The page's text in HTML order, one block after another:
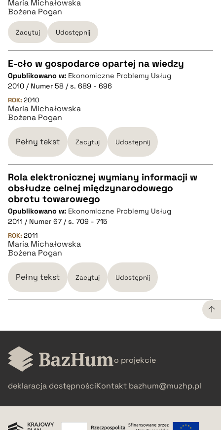
BIBTEX
pobierz cytat
Maria Michałowska
Bożena Pogan
Zacytuj Udostępnij
CZYSTY TEKST
pobierz cytat
BIBTEX
E-cło w gospodarce opartej na wiedzy
Opublikowano w: Ekonomiczne Problemy Usług
2010 / Numer 58 / s. 689 - 696
ROK: 2010
Maria Michałowska
Bożena Pogan
Pełny tekst Zacytuj Udostępnij
CZYSTY TEKST
pobierz cytat
BIBTEX
pobierz cytat
Rola elektronicznej wymiany informacji w
obsłudze celnej międzynarodowego
obrotu towarowego
Opublikowano w: Ekonomiczne Problemy Usług
2011 / Numer 67 / s. 709 - 715
ROK: 2011
Maria Michałowska
Bożena Pogan
Pełny tekst Zacytuj Udostępnij
CZYSTY TEKST
pobierz cytat
BIBTEX
o projekcie
deklaracja dostępnościKontakt bazhum@muzhp.pl